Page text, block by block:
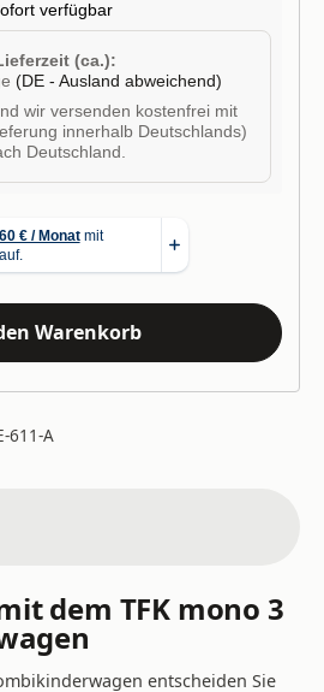
verfügbar
(ca.):
(DE - Ausland abweichend)
wir versenden kostenfrei mit
innerhalb Deutschlands)
Deutschland.
Warenkorb
611-A
dem TFK mono 3
entscheiden Sie